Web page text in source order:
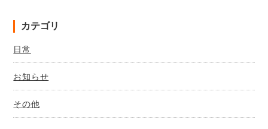
カテゴリ
日常
お知らせ
その他